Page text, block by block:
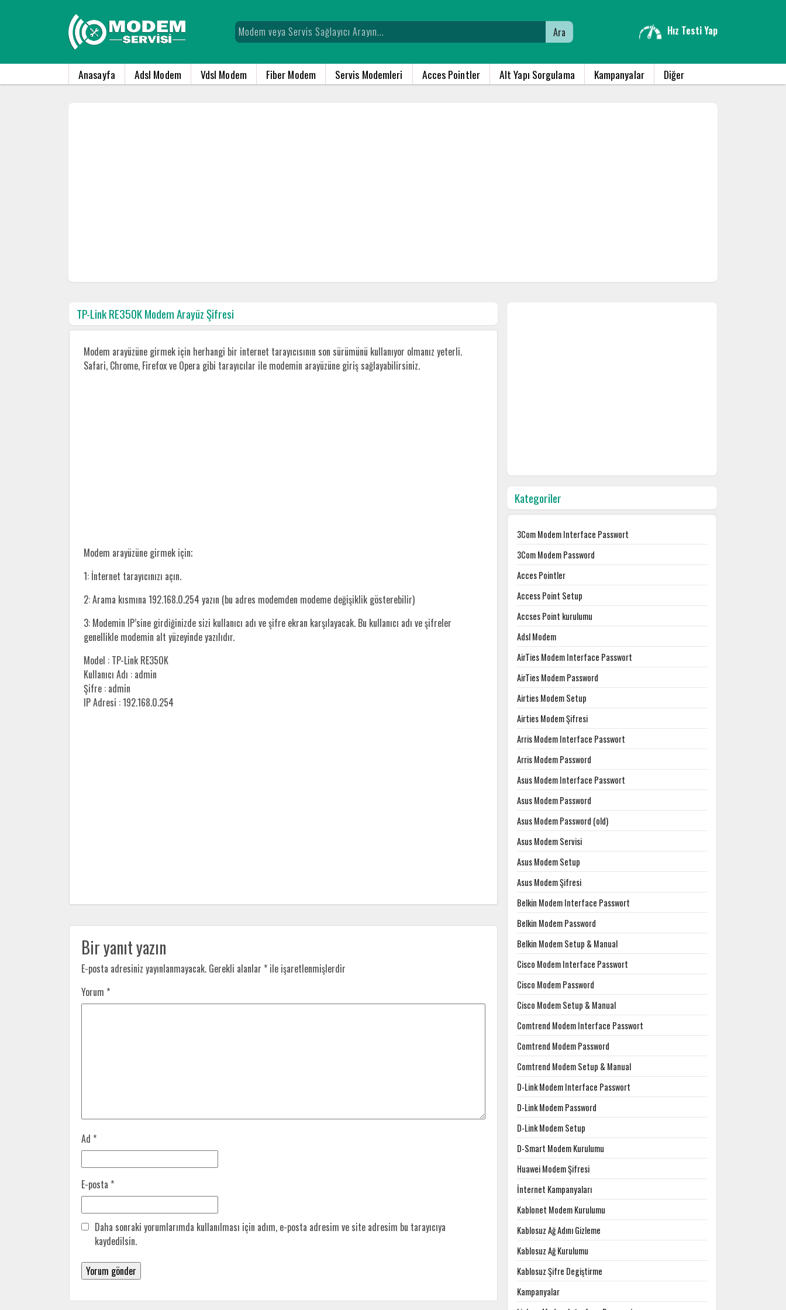
Ara Hız Testi Yap
Anasayfa Adsl Modem Vdsl Modem Fiber Modem Servis Modemleri Acces Pointler Alt Yapı Sorgulama Kampanyalar Diğer
TP-Link RE350K Modem Arayüz Şifresi
Modem arayüzüne girmek için herhangi bir internet tarayıcısının son sürümünü kullanıyor olmanız yeterli.
Safari, Chrome, Firefox ve Opera gibi tarayıcılar ile modemin arayüzüne giriş sağlayabilirsiniz.
Modem arayüzüne girmek için;
1: İnternet tarayıcınızı açın.
2: Arama kısmına 192.168.0.254 yazın (bu adres modemden modeme değişiklik gösterebilir)
3: Modemin IP’sine girdiğinizde sizi kullanıcı adı ve şifre ekran karşılayacak. Bu kullanıcı adı ve şifreler
genellikle modemin alt yüzeyinde yazılıdır.
Model : TP-Link RE350K
Kullanıcı Adı : admin
Şifre : admin
IP Adresi : 192.168.0.254
Bir yanıt yazın
E-posta adresiniz yayınlanmayacak. Gerekli alanlar * ile işaretlenmişlerdir
Yorum *
Ad *
E-posta *
Daha sonraki yorumlarımda kullanılması için adım, e-posta adresim ve site adresim bu tarayıcıya
kaydedilsin.
Kategoriler
3Com Modem Interface Passwort
3Com Modem Password
Acces Pointler
Access Point Setup
Accses Point kurulumu
Adsl Modem
AirTies Modem Interface Passwort
AirTies Modem Password
Airties Modem Setup
Airties Modem Şifresi
Arris Modem Interface Passwort
Arris Modem Password
Asus Modem Interface Passwort
Asus Modem Password
Asus Modem Password (old)
Asus Modem Servisi
Asus Modem Setup
Asus Modem Şifresi
Belkin Modem Interface Passwort
Belkin Modem Password
Belkin Modem Setup & Manual
Cisco Modem Interface Passwort
Cisco Modem Password
Cisco Modem Setup & Manual
Comtrend Modem Interface Passwort
Comtrend Modem Password
Comtrend Modem Setup & Manual
D-Link Modem Interface Passwort
D-Link Modem Password
D-Link Modem Setup
D-Smart Modem Kurulumu
Huawei Modem Şifresi
İnternet Kampanyaları
Kablonet Modem Kurulumu
Kablosuz Ağ Adını Gizleme
Kablosuz Ağ Kurulumu
Kablosuz Şifre Degiştirme
Kampanyalar